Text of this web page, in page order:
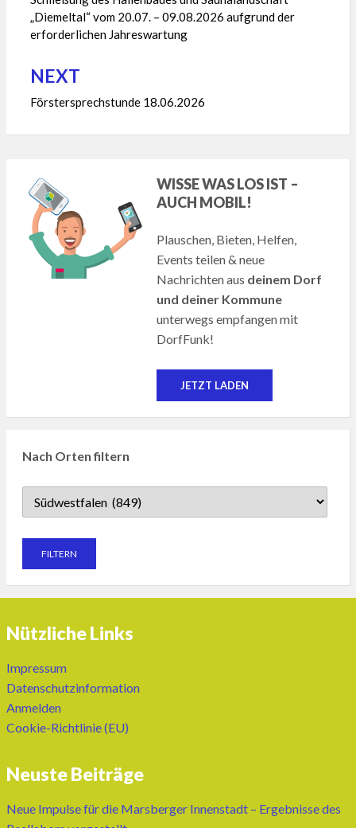
„Diemeltal“ vom 20.07. – 09.08.2026 aufgrund der
erforderlichen Jahreswartung
NEXT
Förstersprechstunde 18.06.2026
WISSE WAS LOS IST –
AUCH MOBIL!
Plauschen, Bieten, Helfen,
Events teilen & neue
Nachrichten aus deinem Dorf
und deiner Kommune
unterwegs empfangen mit
DorfFunk!
JETZT LADEN
Nach Orten filtern
Nützliche Links
Impressum
Datenschutzinformation
Anmelden
Cookie-Richtlinie (EU)
Neuste Beiträge
Neue Impulse für die Marsberger Innenstadt – Ergebnisse des